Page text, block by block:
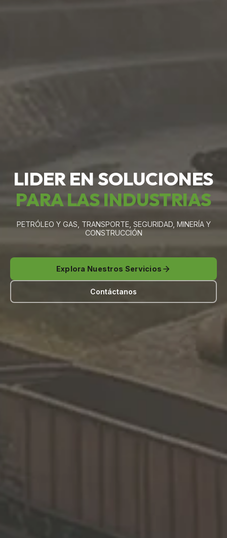
LIDER EN SOLUCIONES
PARA LAS INDUSTRIAS
PETRÓLEO Y GAS, TRANSPORTE, SEGURIDAD, MINERÍA Y
CONSTRUCCIÓN
Explora Nuestros Servicios
Contáctanos